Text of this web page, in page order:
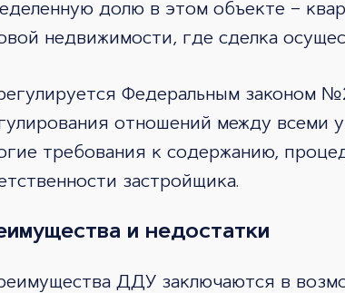
долю в этом объекте –
недвижимости, где сделка
Федеральным законом
отношений между всеми
требования к содержанию,
застройщика.
и недостатки
ДДУ заключаются в